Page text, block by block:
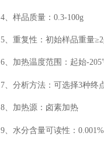
4、样品质量：0.3-100g
5、重复性：初始样品重量
6、加热温度范围：起始-
7、分析方法：可选择3种终
8、加热源：卤素加热
9、水分含量可读性：0.001%